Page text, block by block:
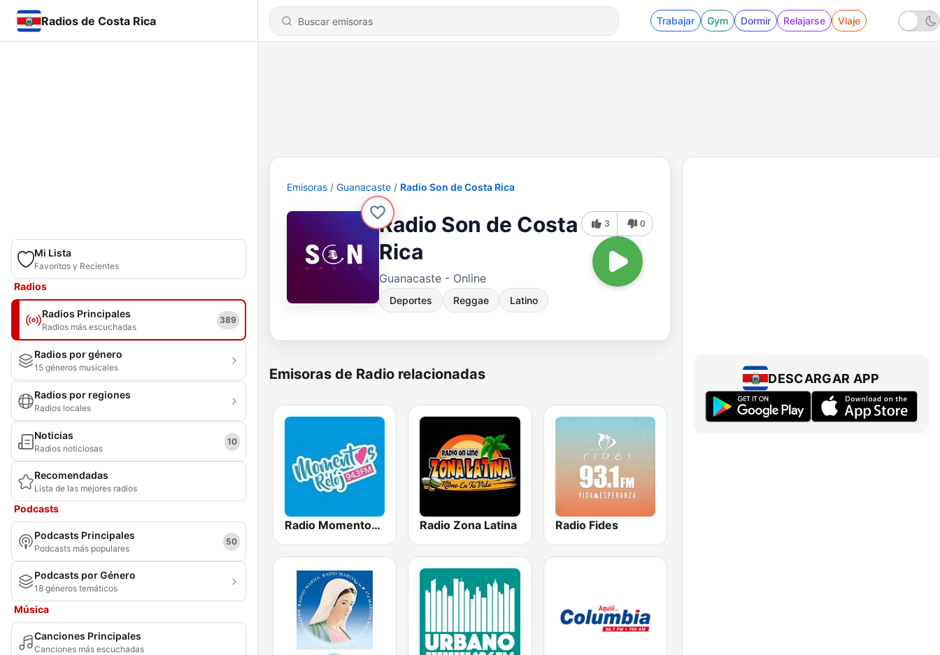
Radios de Costa Rica Trabajar Gym Dormir Relajarse Viaje
Mi Lista
Favoritos y Recientes
Radios
Radios Principales
Radios más escuchadas
389
Radios por género
15 géneros musicales
Radios por regiones
Radios locales
Noticias
Radios noticiosas
10
Recomendadas
Lista de las mejores radios
Podcasts
Podcasts Principales
Podcasts más populares
50
Podcasts por Género
18 géneros temáticos
Música
Canciones Principales
Canciones más escuchadas
Emisoras Guanacaste Radio Son de Costa Rica
Radio Son de Costa
Rica
Guanacaste - Online
Deportes Reggae Latino
3 0
Emisoras de Radio relacionadas
Radio Momentos Reloj Radio Zona Latina Radio Fides
DESCARGAR APP